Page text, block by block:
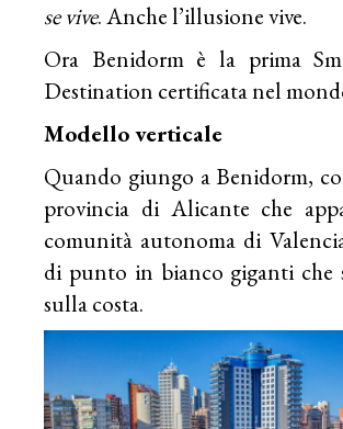
se vive. Anche l’illusione vive.
Ora Benidorm è la prima
Destination certificata nel
Modello verticale
Quando giungo a Benidorm,
provincia di Alicante che
comunità autonoma di
di punto in bianco giganti che
sulla costa.